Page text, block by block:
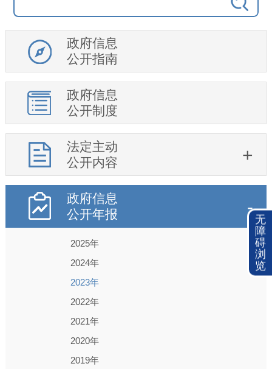
政府信息
公开指南
政府信息
公开制度
法定主动
公开内容
政府信息
公开年报
2025年
2024年
2023年
2022年
2021年
2020年
2019年
无
障
碍
浏
览